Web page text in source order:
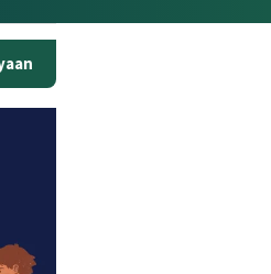
Oko Laundry Jambi: Satu Ambil